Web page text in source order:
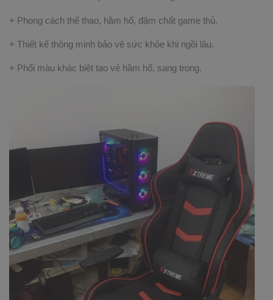
+ Phong cách thể thao, hầm hố, đậm chất game thủ.
+ Thiết kế thông minh bảo vệ sức khỏe khi ngồi lâu.
+ Phối màu khác biệt tạo vẻ hầm hố, sang trọng.